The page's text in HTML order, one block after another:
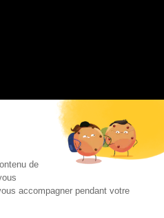
de
accompagner pendant votre